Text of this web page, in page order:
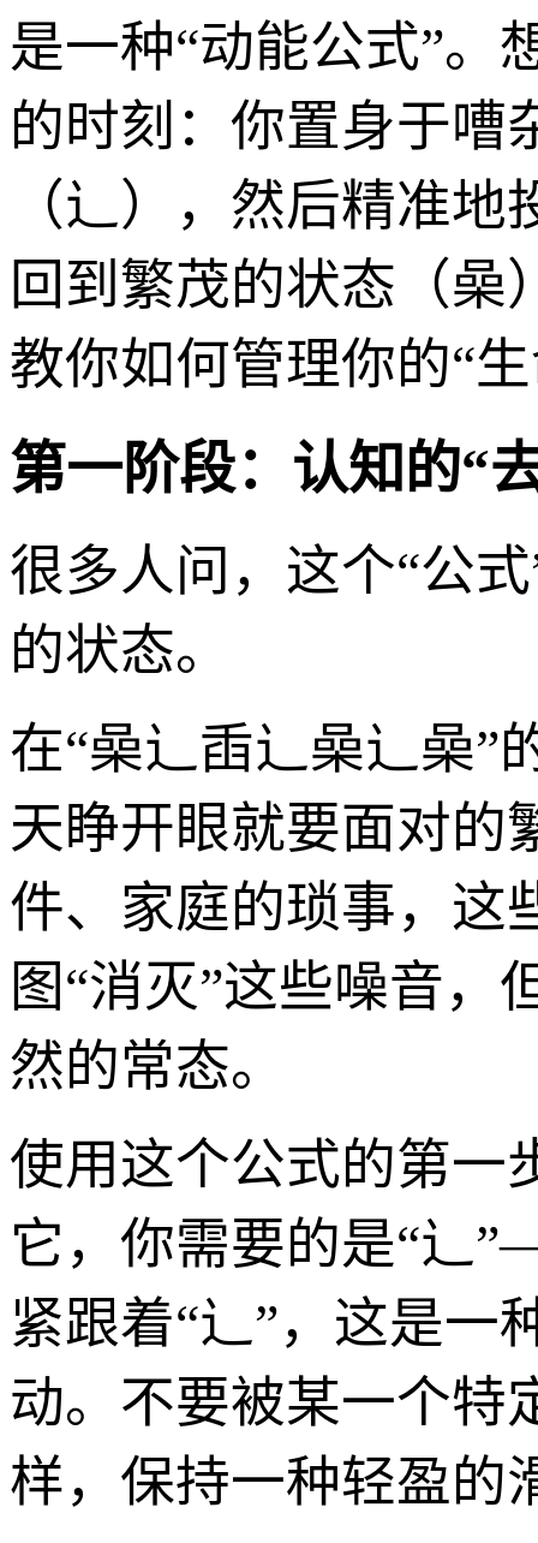
是一种“动能公式”。
的时刻：你置身于嘈
（辶），然后精准
回到繁茂的状态（
教你如何管理你的“
第一阶段：认知的“
很多人问，这个“公
的状态。
在“喿辶臿辶喿辶喿”
天睁开眼就要面对的
件、家庭的琐事，这
图“消灭”这些噪音，
然的常态。
使用这个公式的第一
它，你需要的是“辶
紧跟着“辶”，这是一
动。不要被某一个特
样，保持一种轻盈的